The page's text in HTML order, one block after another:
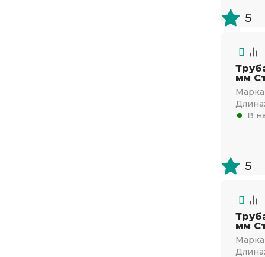
5
мм
Марка
Длина:
В
5
мм
Марка
Длина: